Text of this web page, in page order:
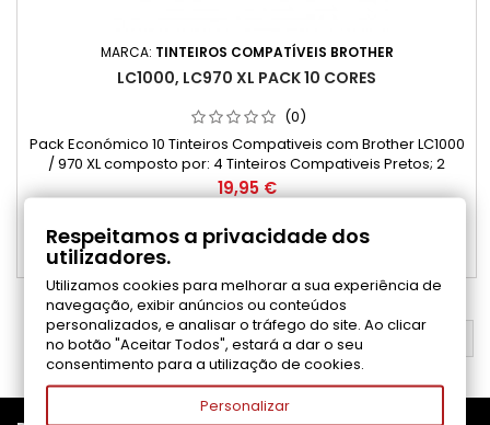
MARCA: TINTEIROS COMPATÍVEIS BROTHER
LC1000, LC970 XL PACK 10 CORES
(0)
Pack Económico 10 Tinteiros Compativeis com Brother LC1000
/ 970 XL composto por: 4 Tinteiros Compativeis Pretos; 2
Tinteiros Compativeis Ciano; 2 Tinteiros Compativeis
Magenta; 2 Tinteiros Compativeis Amarelo.
Preço
19,95 €
Adicionar ao carrinho
VOLTAR AO TOPO
Respeitamos a privacidade dos
utilizadores.
Utilizamos cookies para melhorar a sua experiência de
navegação, exibir anúncios ou conteúdos
personalizados, e analisar o tráfego do site. Ao clicar
no botão "Aceitar Todos", estará a dar o seu
consentimento para a utilização de cookies.
Personalizar